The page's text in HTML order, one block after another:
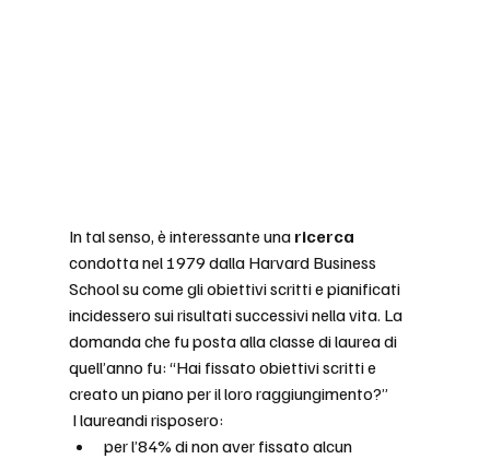
In tal senso, è interessante una ricerca
condotta nel 1979 dalla Harvard Business
School su come gli obiettivi scritti e pianificati
incidessero sui risultati successivi nella vita. La
domanda che fu posta alla classe di laurea di
quell’anno fu: “Hai fissato obiettivi scritti e
creato un piano per il loro raggiungimento?”
I laureandi risposero:
per l’84% di non aver fissato alcun